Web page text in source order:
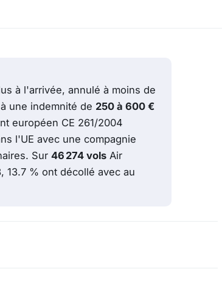
à l'arrivée, annulé à moins de
une indemnité de 250 à 600 €
européen CE 261/2004
l'UE avec une compagnie
Sur 46 274 vols Air
% ont décollé avec au